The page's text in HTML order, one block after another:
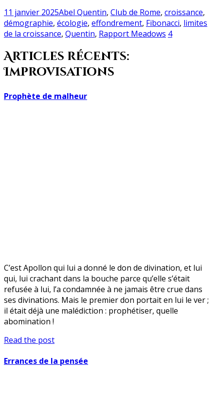
Cabane
(d’Abel
Quentin)
11 janvier 2025Abel Quentin, Club de Rome, croissance,
démographie, écologie, effondrement, Fibonacci, limites
de la croissance, Quentin, Rapport Meadows 44
Articles récents:
Improvisations
Prophète de malheur
C’est Apollon qui lui a donné le don de divination, et lui
qui, lui crachant dans la bouche parce qu’elle s’était
refusée à lui, l’a condamnée à ne jamais être crue dans
ses divinations. Mais le premier don portait en lui le ver ;
il était déjà une malédiction : prophétiser, quelle
abomination !
Read the postProphète
malheur
Errances de la pensée